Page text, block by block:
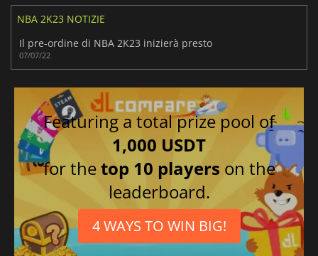
NBA 2K23 NOTIZIE
Il pre-ordine di NBA 2K23 inizierà presto
07/07/22
Featuring a total prize pool of
1,000 USDT
for thetop 10 players on the
leaderboard.
4 WAYS TO WIN BIG!